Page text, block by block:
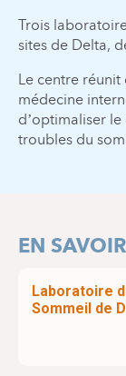
Trois
sites de Delta,
Le centre réunit
médecine
d’optimaliser
troubles du
EN
Laboratoire
Sommeil de